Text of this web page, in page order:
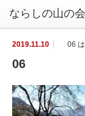
2019.11.10 06 は
06